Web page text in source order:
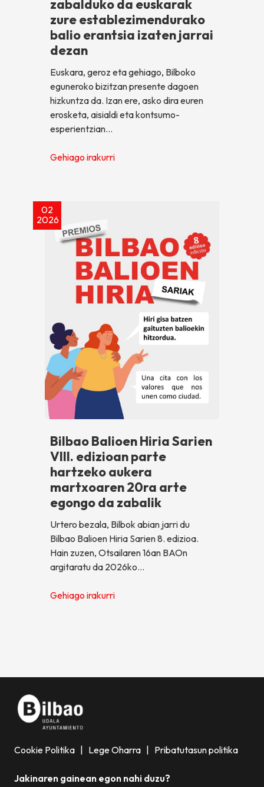
zabalduko da euskarak
zure establezimendurako
balio erantsia izaten jarrai
dezan
Euskara, geroz eta gehiago, Bilboko
eguneroko bizitzan presente dagoen
hizkuntza da. Izan ere, asko dira euren
erosketa, aisialdi eta kontsumo-
esperientzian…
Gehiago irakurri
02
2026
Bilbao Balioen Hiria Sarien
VIII. edizioan parte
hartzeko aukera
martxoaren 20ra arte
egongo da zabalik
Urtero bezala, Bilbok abian jarri du
Bilbao Balioen Hiria Sarien 8. edizioa.
Hain zuzen, Otsailaren 16an BAOn
argitaratu da 2026ko…
Gehiago irakurri
Cookie Politika | Lege Oharra | Pribatutasun politika
Jakinaren gainean egon nahi duzu?